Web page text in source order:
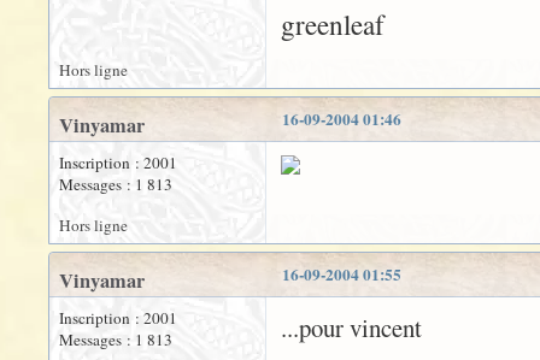
greenleaf
Hors ligne
16-09-2004 01:46
Vinyamar
Inscription : 2001
Messages : 1 813
Hors ligne
16-09-2004 01:55
Vinyamar
Inscription : 2001
Messages : 1 813
...pour vincent